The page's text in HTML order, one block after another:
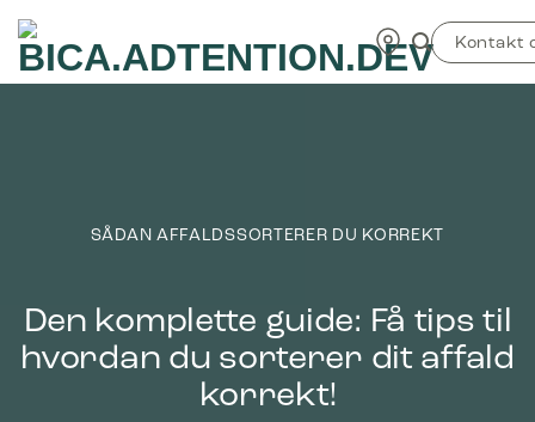
indhold
Kontakt
SÅDAN AFFALDSSORTERER DU KORREKT
Den komplette guide: Få tips til
hvordan du sorterer dit affald
korrekt!